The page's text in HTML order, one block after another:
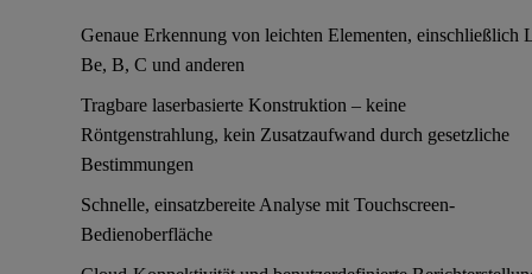
Genaue Erkennung von leichten Elementen, einschließlich
Be, B, C und anderen
Tragbare laserbasierte Konstruktion – keine
Röntgenstrahlung, kein Zusatzaufwand durch gesetzliche
Bestimmungen
Schnelle, einsatzbereite Analyse mit Touchscreen-
Bedienoberfläche